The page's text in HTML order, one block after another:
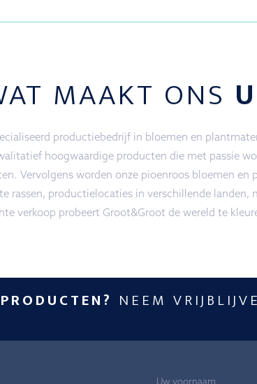
MAAKT ONS
productiebedrijf in bloemen en
hoogwaardige producten die met passie
Vervolgens worden onze pioenroos bloemen
rassen, productielocaties in verschillende
verkoop probeert Groot&Groot de wereld te
NEEM